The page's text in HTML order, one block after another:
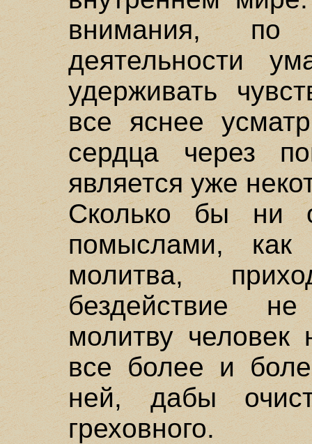
внимания, по
деятельности
удерживать
все яснее
сердца через
является уже
Сколько бы ни
помыслами,
молитва,
бездействие
молитву
все более и
ней, дабы
греховного.